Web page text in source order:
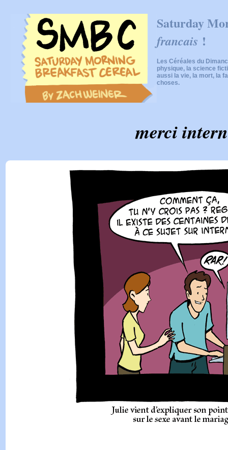
Saturday
francais !
Les Céréales du
physique, la science
aussi la vie, la mort, la
choses.
merci